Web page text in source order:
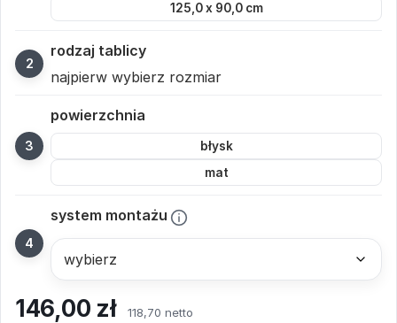
125,0 x 90,0 cm
rodzaj tablicy
najpierw wybierz rozmiar
powierzchnia
błysk
mat
system montażu
146,00 zł 118,70 netto